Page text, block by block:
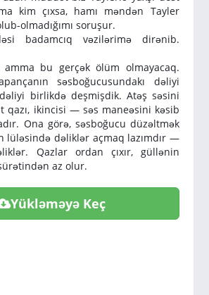
kim çıxsa, hamı məndən Tayler
olmadığımı soruşur.
badamcıq vəzilərimə dirənib.
bu gerçək ölüm olmayacaq.
səsboğucusundakı dəliyi
birlikdə deşmişdik. Atəş səsini
qazı, ikincisi — səs maneəsini kəsib
Ona görə, səsboğucu düzəltmək
lüləsində dəliklər açmaq lazımdır —
Qazlar ordan çıxır, güllənin
az olur.
Yükləməyə Keç